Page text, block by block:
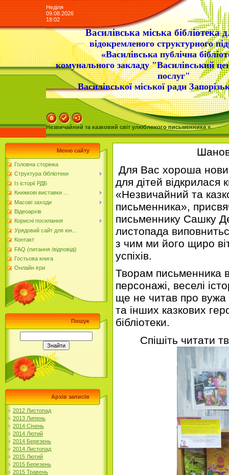
Неділя
09.08.2026
18:02
Василівська міська бібліотека
відокремленого структурного
«Василівська публічна
комунального закладу "Василівський
послуг"
Василівської міської ради
Незвичайний та казковий світ улюбленого письменника »
Меню сайту
Головна сторінка
Структура бібліотеки
Із історії РДБ
Книжкові виставки ...
Масові заходи
Відеоархів
Корисні посилання
Урядовий сайт для юн...
Контакт
FAQ (питання /відповіді)
Гостьова книга
Онлайн ігри
Пошук
Архів записів
2012 Листопад
2013 Липень
2014 Січень
2014 Лютий
2014 Березень
2014 Листопад
2015 Лютий
2015 Березень
2015 Травень
Для Вас хороша
для дітей відкрилася
«Незвичайний та
письменника»,
письменнику Сашку
листопада
з чим ми його щиро
успіхів.
Творам письменника
персонажі, веселі
ще не читав про
та інших казкових
бібліотеки.
Спішіть читати